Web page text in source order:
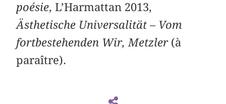
poésie, L’Harmattan 2013,
Ästhetische Universalität – Vom
fortbestehenden Wir, Metzler(à
paraître).